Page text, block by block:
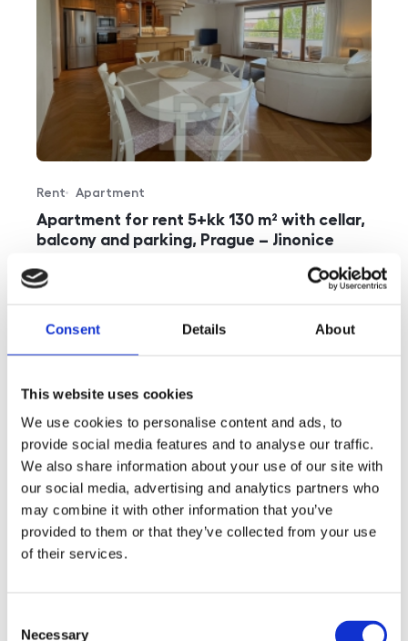
Consent Details About
This website uses cookies
We use cookies to personalise content and ads, to
provide social media features and to analyse our traffic.
We also share information about your use of our site with
our social media, advertising and analytics partners who
may combine it with other information that you’ve
provided to them or that they’ve collected from your use
of their services.
Necessary
Apartment for rent 5+kk 130 m² with cellar,
balcony and parking, Prague – Jinonice
Offer type
Rent
Property type
Apartment
rozměry
disposition
5+kk